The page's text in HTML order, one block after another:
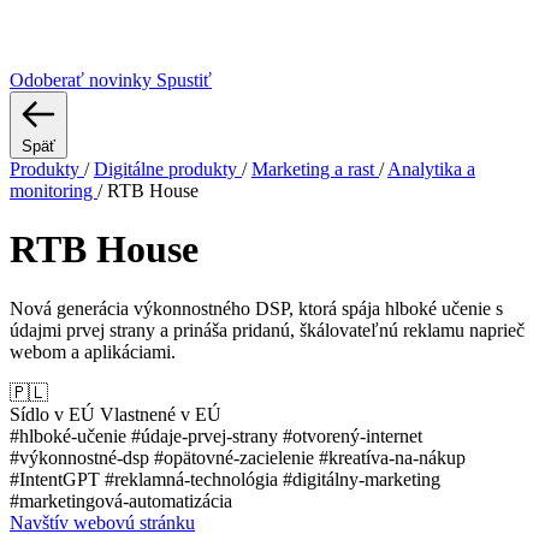
Odoberať novinky Spustiť
Späť
Produkty / Digitálne produkty / Marketing a rast / Analytika a
monitoring / RTB House
RTB House
Nová generácia výkonnostného DSP, ktorá spája hlboké učenie s
údajmi prvej strany a prináša pridanú, škálovateľnú reklamu naprieč
webom a aplikáciami.
🇵🇱
Sídlo v EÚ Vlastnené v EÚ
#hlboké-učenie #údaje-prvej-strany #otvorený-internet
#výkonnostné-dsp #opätovné-zacielenie #kreatíva-na-nákup
#IntentGPT #reklamná-technológia #digitálny-marketing
#marketingová-automatizácia
Navštív webovú stránku